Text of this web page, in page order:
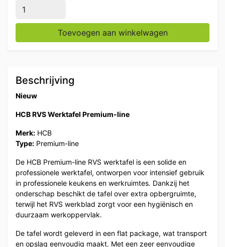
HCB RVS Werktafel Tafel Premium-line 200 x 70 x
Toevoegen aan winkelwagen
Beschrijving
Nieuw
HCB RVS Werktafel Premium-line
Merk: HCB
Type: Premium-line
De HCB Premium-line RVS werktafel is een solide en
professionele werktafel, ontworpen voor intensief gebruik
in professionele keukens en werkruimtes. Dankzij het
onderschap beschikt de tafel over extra opbergruimte,
terwijl het RVS werkblad zorgt voor een hygiënisch en
duurzaam werkoppervlak.
De tafel wordt geleverd in een flat package, wat transport
en opslag eenvoudig maakt. Met een zeer eenvoudige